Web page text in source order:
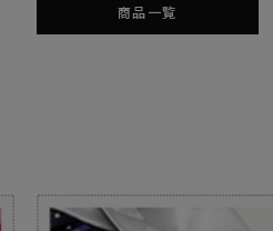
商品一覧